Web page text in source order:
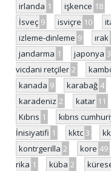
irlanda 1 işkence 18
İsveç 9 isviçre 10
izleme-dinleme 9 ırak
jandarma 1 japonya
vicdani retçiler 2
kanada 9 karabağ 4
karadeniz 2 katar 11
Kıbrıs 1 kıbrıs
İnisiyatifi 1 kktc 3
kontrgerilla 2 kore 49
rika 1 küba 2